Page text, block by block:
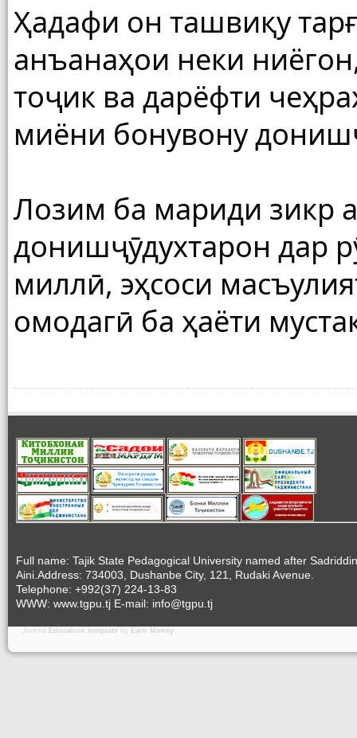
Ҳадафи он ташвиқу
анъанаҳои неки
тоҷик ва дарёфти
миёни бонувону
Лозим ба мариди зикр
донишҷӯдухтарон дар
миллӣ, эҳсоси
омодагӣ ба ҳаёти
Full name: Tajik State Pedagogical University named after Sadriddin
Aini.Address: 734003, Dushanbe City, 121, Rudaki Avenue.
Telephone: +992(37) 224-13-83
WWW: www.tgpu.tj E-mail: info@tgpu.tj
Joomla Education template by Earn Money.